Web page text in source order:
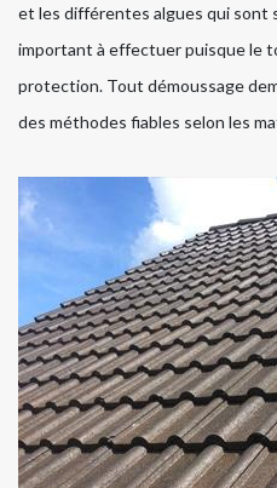
et les différentes algues qui sont
important à effectuer puisque le
protection. Tout démoussage
des méthodes fiables selon les